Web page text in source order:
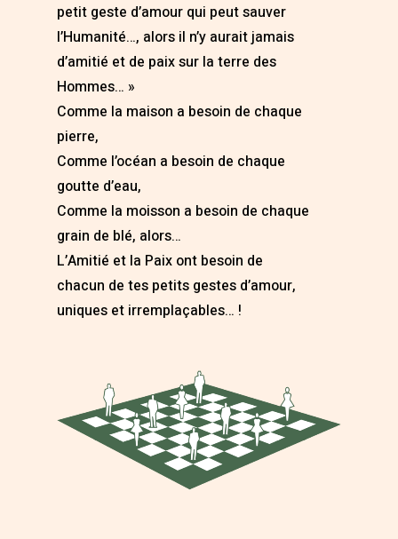
petit geste d’amour qui peut sauver
l’Humanité…, alors il n’y aurait jamais
d’amitié et de paix sur la terre des
Hommes… »
Comme la maison a besoin de chaque
pierre,
Comme l’océan a besoin de chaque
goutte d’eau,
Comme la moisson a besoin de chaque
grain de blé, alors…
L’Amitié et la Paix ont besoin de
chacun de tes petits gestes d’amour,
uniques et irremplaçables… !